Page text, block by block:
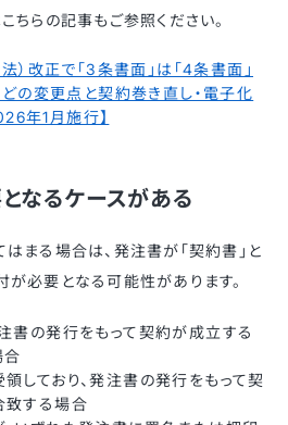
ちらの記事もご参照ください。
）改正で「3条書面」は「4条書面」
の変更点と契約巻き直し・電子化
年1月施行】
なるケースがある
まる場合は、発注書が「契約書」と
が必要となる可能性があります。
書の発行をもって契約が成立する
合
しており、発注書の発行をもって契
致する場合